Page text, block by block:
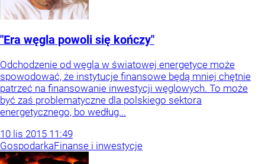
"Era węgla powoli się kończy"
Odchodzenie od węgla w światowej energetyce może
spowodować, że instytucje finansowe będą mniej chętnie
patrzeć na finansowanie inwestycji węglowych. To może
być zaś problematyczne dla polskiego sektora
energetycznego, bo według...
10 lis 2015 11:49
GospodarkaFinanse i inwestycje